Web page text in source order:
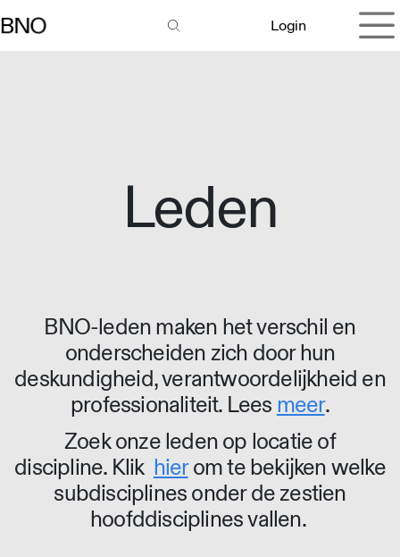
Login
Leden
BNO-leden maken het verschil en
onderscheiden zich door hun
deskundigheid, verantwoordelijkheid en
professionaliteit. Lees meer.
Zoek onze leden op locatie of
discipline. Klik hierom te bekijken welke
subdisciplines onder de zestien
hoofddisciplines vallen.